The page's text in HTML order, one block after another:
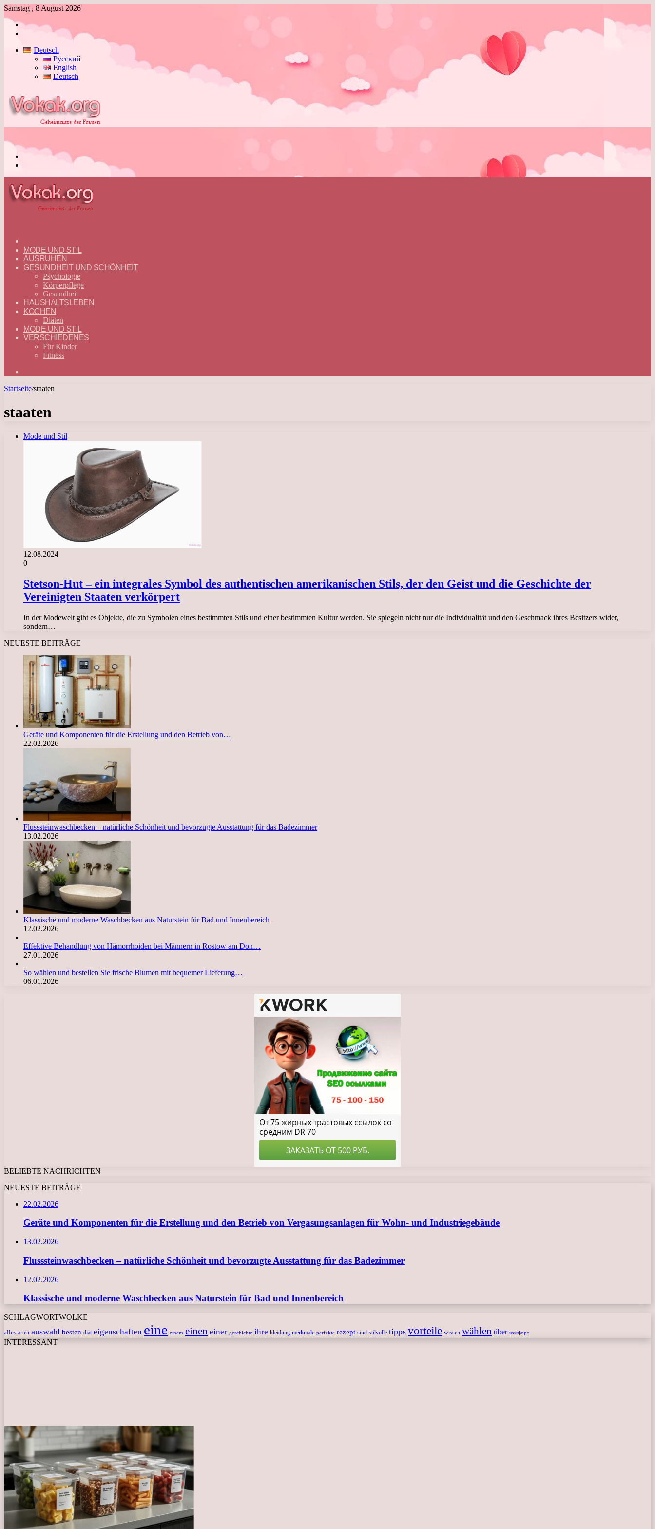
Samstag , 8 August 2026
Anmelden
Deutsch
Русский
English
Deutsch
—
DEUTSCH
MODE UND STIL
AUSRUHEN
GESUNDHEIT UND SCHÖNHEIT
Psychologie
Körperpflege
Gesundheit
HAUSHALTSLEBEN
KOCHEN
Diäten
MODE UND STIL
VERSCHIEDENES
Für Kinder
Fitness
Startseite/staaten
staaten
Mode und Stil
12.08.2024
0
Stetson-Hut – ein integrales Symbol des authentischen amerikanischen Stils, der den Geist und die Geschichte der
Vereinigten Staaten verkörpert
In der Modewelt gibt es Objekte, die zu Symbolen eines bestimmten Stils und einer bestimmten Kultur werden. Sie spiegeln nicht nur die Individualität und den Geschmack ihres Besitzers wider,
sondern…
NEUESTE BEITRÄGE
Geräte und Komponenten für die Erstellung und den Betrieb von…
22.02.2026
Flusssteinwaschbecken – natürliche Schönheit und bevorzugte Ausstattung für das Badezimmer
13.02.2026
Klassische und moderne Waschbecken aus Naturstein für Bad und Innenbereich
12.02.2026
Effektive Behandlung von Hämorrhoiden bei Männern in Rostow am Don…
27.01.2026
So wählen und bestellen Sie frische Blumen mit bequemer Lieferung…
06.01.2026
BELIEBTE NACHRICHTEN
NEUESTE BEITRÄGE
22.02.2026
Geräte und Komponenten für die Erstellung und den Betrieb von Vergasungsanlagen für Wohn- und Industriegebäude
13.02.2026
Flusssteinwaschbecken – natürliche Schönheit und bevorzugte Ausstattung für das Badezimmer
12.02.2026
Klassische und moderne Waschbecken aus Naturstein für Bad und Innenbereich
SCHLAGWORTWOLKE
alles arten auswahl besten diät eigenschaften eine einem einen einer geschichte ihre kleidung merkmale perfekte rezept sind stilvolle tipps vorteile wissen wählen über комфорт
INTERESSANT